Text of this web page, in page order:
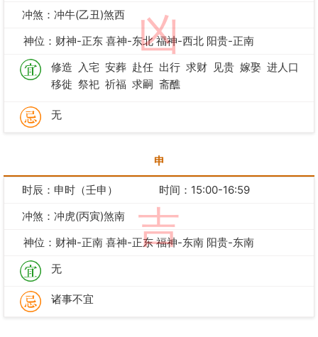
凶
冲煞：冲牛(乙丑)煞西
神位：财神-正东 喜神-东北 福神-西北 阳贵-正南
修造
入宅 安葬 赴任 出行 求财 见贵 嫁娶 进人口
移徙 祭祀 祈福 求嗣 斋醮
无
申
吉
时辰：申时（壬申）
时间：15:00-16:59
冲煞：冲虎(丙寅)煞南
神位：财神-正南 喜神-正东 福神-东南 阳贵-东南
无
诸事不宜